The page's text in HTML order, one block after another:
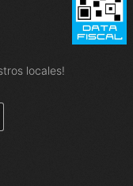
locales!